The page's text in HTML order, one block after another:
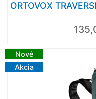
ORTOVOX
Nové
Akcia